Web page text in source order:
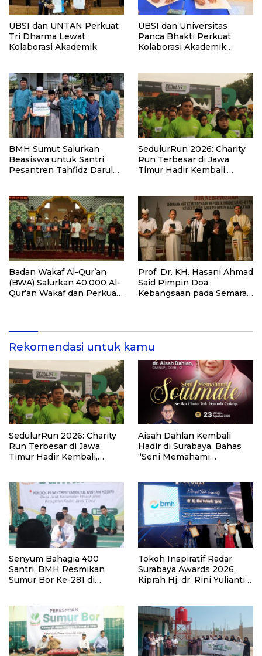
UBSI dan UNTAN Perkuat
Tri Dharma Lewat
Kolaborasi Akademik
UBSI dan Universitas
Panca Bhakti Perkuat
Kolaborasi Akademik
BMH Sumut Salurkan
Beasiswa untuk Santri
Pesantren Tahfidz Darul
SedulurRun 2026: Charity
Run Terbesar di Jawa
Timur Hadir Kembali,
Santri dan Guru Honorer
Badan Wakaf Al-Qur’an
(BWA) Salurkan 40.000 Al-
Qur’an Wakaf dan Perkuat
Prof. Dr. KH. Hasani Ahmad
Said Pimpin Doa
Kebangsaan pada Semarak
Rekomendasi untuk kamu
SedulurRun 2026: Charity
Run Terbesar di Jawa
Timur Hadir Kembali,
Santri dan Guru Honorer
Aisah Dahlan Kembali
Hadir di Surabaya, Bahas
“Seni Memahami
Senyum Bahagia 400
Santri, BMH Resmikan
Sumur Bor Ke-281 di
Tokoh Inspiratif Radar
Surabaya Awards 2026,
Kiprah Hj. dr. Rini Yulianti